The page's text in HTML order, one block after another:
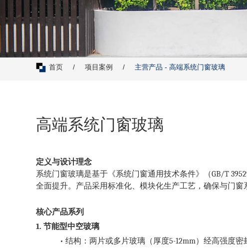
首页 / 项目案例 / 主营产品 - 高端系统门窗玻璃
高端系统门窗玻璃
定义与设计理念
系统门窗玻璃是基于《系统门窗通用技术条件》（GB/T
全面提升。产品采用标准化、模块化生产工艺，确保与门
核心产品系列
1. 节能型中空玻璃
• 结构：两片或多片玻璃（厚度5-12mm）经高强度密